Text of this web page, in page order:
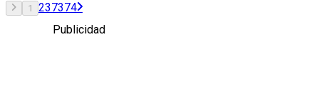
1 237374
Publicidad